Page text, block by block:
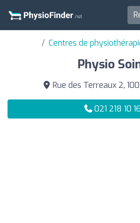
Centres de
Physio
Rue des Terreaux 2,
021 218 10 16